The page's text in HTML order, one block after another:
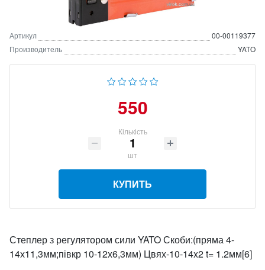
Артикул
00-00119377
Производитель
YATO
550
Кількість
шт
КУПИТЬ
Степлер з регулятором сили YATO Скоби:(пряма 4-
14х11,3мм;півкр 10-12х6,3мм) Цвях-10-14x2 t= 1.2мм[6]